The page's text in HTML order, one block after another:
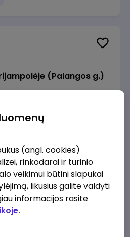
(Palangos g.)
Prieš mokesčius
Project Manager (fixed
(angl. cookies)
rinkodarai ir turinio
veikimui būtini slapukai
likusius galite valdyti
informacijos rasite